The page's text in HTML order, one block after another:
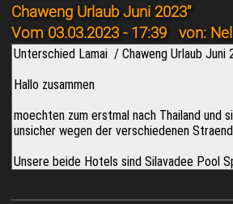
Chaweng Urlaub Juni 2023"
Vom 03.03.2023 - 17:39 von: